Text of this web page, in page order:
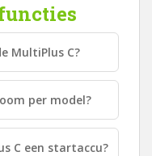
MultiPlus C?
per model?
C een startaccu?